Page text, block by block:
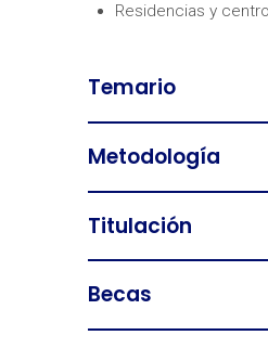
Residencias y
Temario
Metodología
Titulación
Becas